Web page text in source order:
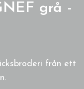
grå -
från ett